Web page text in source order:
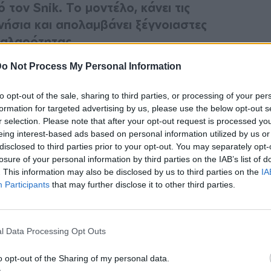
Not Process My Personal Information
opt-out of the sale, sharing to third parties, or processing of your
for targeted advertising by us, please use the below opt-out
selection. Please note that after your opt-out request is processed
interest-based ads based on personal information utilized by us
to third parties prior to your opt-out. You may separately
of your personal information by third parties on the IAB’s list of
This information may also be disclosed by us to third parties on the
Participants that may further disclose it to other third parties.
Data Processing Opt Outs
opt-out of the Sharing of my personal data.
Snik. Το μοντέλο, κάνει τις
και απολαμβάνει ξέγνοιαστες
ριχτεί ξανά δυναμικά στις
κάνει τις βουτιές του στις παραλίες του
από τα νέα φωτογραφικά στιγμιότυπα, δεν
από την περασμένη Κυριακή,
Καλημέρα, βρίσκεται ο νέος της